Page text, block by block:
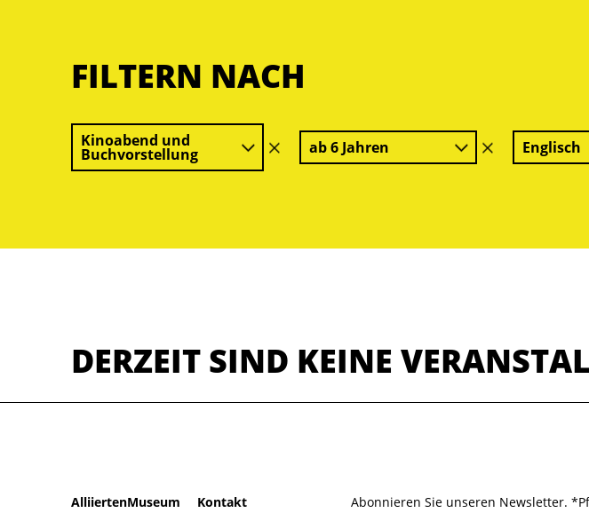
FILTERN NACH
Kinoabend und
Buchvorstellung
Filter
löschen
ab 6 Jahren
Filter
löschen
Englisch
DERZEIT SIND KEINE
AlliiertenMuseum
Kontakt
Abonnieren Sie unseren Newsletter.